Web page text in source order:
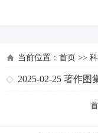
当前位置： 首页 >>
2025-02-25 著作图